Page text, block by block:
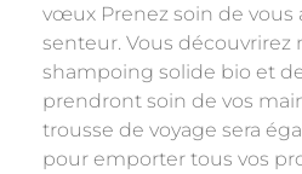
vœux Prenez soin de vous
senteur. Vous découvrirez
shampoing solide bio et
prendront soin de vos
trousse de voyage sera
pour emporter tous vos